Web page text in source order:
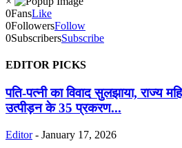
0FansLike
0FollowersFollow
0SubscribersSubscribe
EDITOR PICKS
पति-पत्नी का विवाद सुलझाया, राज्य
उत्पीड़न के 35 प्रकरण...
Editor - January 17, 2026